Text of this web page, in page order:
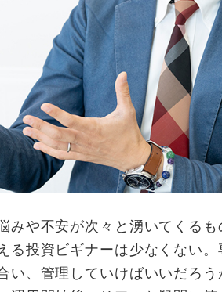
みや不安が次々と湧いてくる
る投資ビギナーは少なくない
い、管理していけばいいだろ